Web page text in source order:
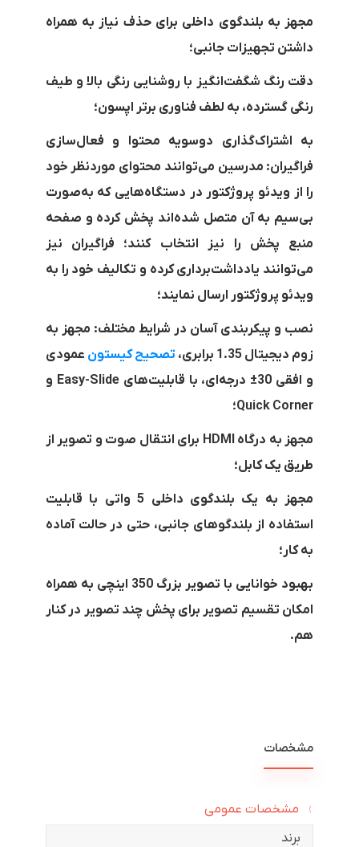
مجهز به بلندگوی داخلی برای حذف نیاز به همراه
داشتن تجهیزات جانبی؛
دقت رنگ شگفت‌انگیز با روشنایی رنگی بالا و طیف
رنگی گسترده، به لطف فناوری برتر اپسون؛
به اشتراک‌گذاری دوسویه محتوا و فعال‌سازی
فراگیران: مدرسین می‌توانند محتوای موردنظر خود
را از ویدئو پروژکتور در دستگاه‌هایی که به‌صورت
بی‌سیم به آن متصل شده‌اند پخش کرده و صفحه
منبع پخش را نیز انتخاب کنند؛ فراگیران نیز
می‌توانند یادداشت‌برداری کرده و تکالیف خود را به
ویدئو پروژکتور ارسال نمایند؛
نصب و پیکربندی آسان در شرایط مختلف: مجهز به
زوم دیجیتال 1.35 برابری،
تصحیح کیستون عمودی
و افقی ±30 درجه‌ای، با قابلیت‌هایEasy-Slide و
Quick Corner؛
مجهز به درگاهHDMI برای انتقال صوت و تصویر از
طریق یک کابل؛
مجهز به یک بلندگوی داخلی 5 واتی با قابلیت
استفاده از بلندگوهای جانبی، حتی در حالت آماده
به کار؛
بهبود خوانایی با تصویر بزرگ 350 اینچی به همراه
امکان تقسیم تصویر برای پخش چند تصویر در کنار
هم.
مشخصات
مشخصات عمومی
برند